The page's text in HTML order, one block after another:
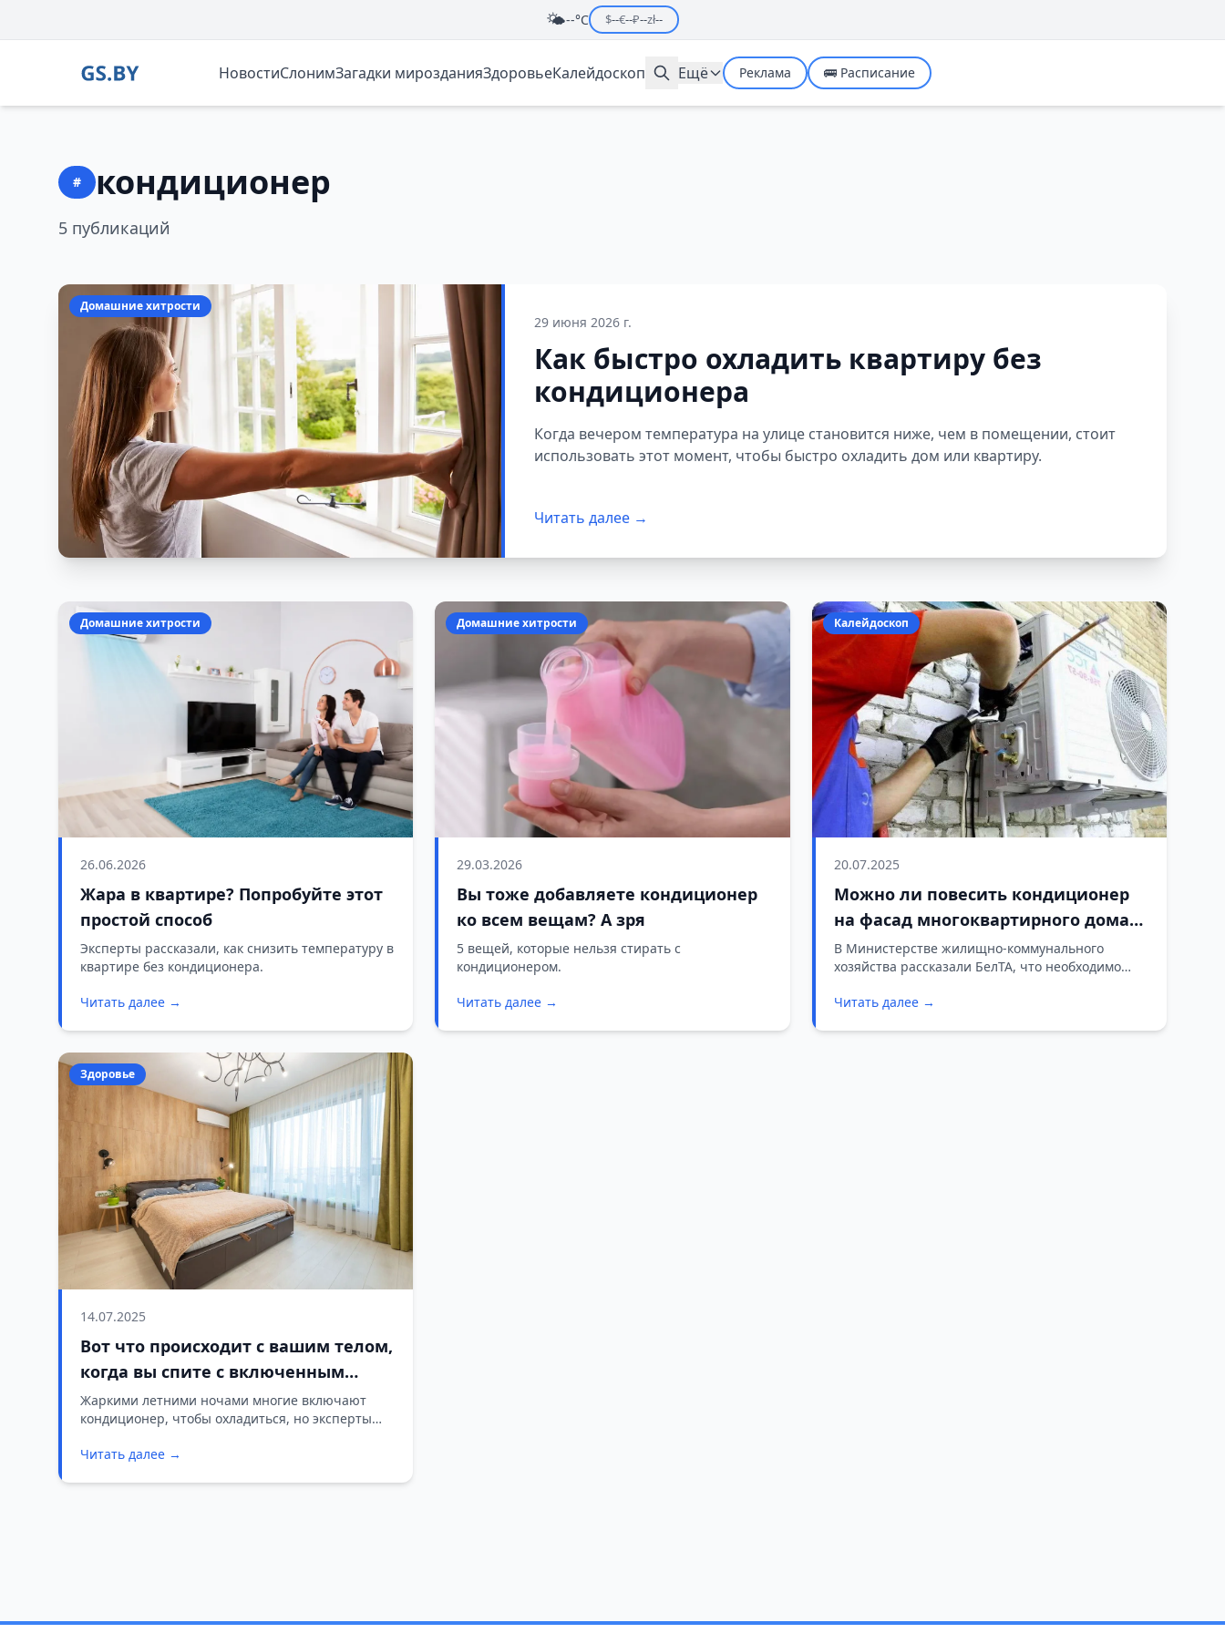
🌤️--°C $--€--₽--zł--
НовостиСлонимЗагадки мирозданияЗдоровьеКалейдоскоп Ещё Реклама 🚌 Расписание
# кондиционер
5 публикаций
Домашние хитрости
29 июня 2026 г.
Как быстро охладить квартиру без
кондиционера
Когда вечером температура на улице становится ниже, чем в помещении, стоит
использовать этот момент, чтобы быстро охладить дом или квартиру.
Читать далее →
Домашние хитрости
26.06.2026
Жара в квартире? Попробуйте этот
простой способ
Эксперты рассказали, как снизить температуру в
квартире без кондиционера.
Читать далее →
Домашние хитрости
29.03.2026
Вы тоже добавляете кондиционер
ко всем вещам? А зря
5 вещей, которые нельзя стирать с
кондиционером.
Читать далее →
Калейдоскоп
20.07.2025
Можно ли повесить кондиционер
на фасад многоквартирного дома
без разрешения?
В Министерстве жилищно-коммунального
хозяйства рассказали БелТА, что необходимо
фасаде многоквартирного жилого дома.
Читать далее →
Здоровье
14.07.2025
Вот что происходит с вашим телом,
когда вы спите с включенным
кондиционером
Жаркими летними ночами многие включают
кондиционер, чтобы охладиться, но эксперты
сон и здоровье.
Читать далее →